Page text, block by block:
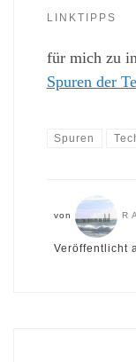
LINKTIPPS
für mich zu
Spuren der
Spuren
von
Veröffentlicht